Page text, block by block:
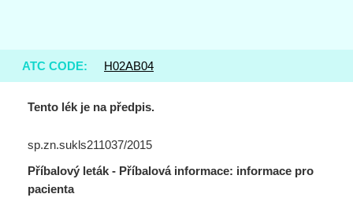
ATC CODE: H02AB04
Tento lék je na předpis.
sp.zn.sukls211037/2015
Příbalový leták - Příbalová informace: informace pro
pacienta